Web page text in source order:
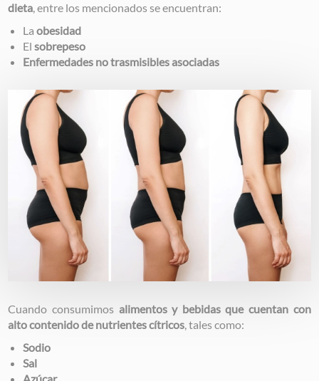
dieta, entre los mencionados se encuentran:
Laobesidad
Elsobrepeso
Enfermedades no trasmisibles asociadas
Image
Cuando consumimos alimentos y bebidas que cuentan con
alto contenido de nutrientes cítricos, tales como:
Sodio
Sal